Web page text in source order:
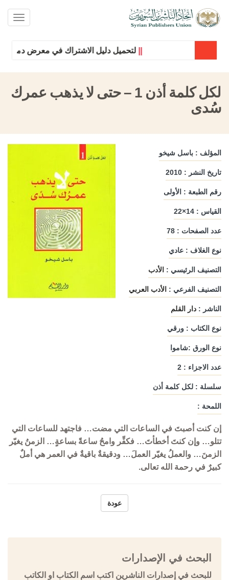
لتحميل دليل الاشتراك في معرض دمشق
لكل كلمة أذن 1 – حتى لا يذهب عمرك
سُدى
المؤلف : باسل شيخو
تاريخ النشر : 2010
رقم الطبعة : الأولى
القياس : 14×22
عدد الصفحات : 78
نوع الغلاف : عادي
التصنيف الرئيسي : الأدب
التصنيف الفرعي : الأدب العربي
الناشر : دار القلم
نوع الكتاب : ورقي
نوع الورق :شاموا
عدد الاجزاء : 2
سلسلة : لكل كلمة أذن
اللمحة :
إن كنت أصبتَ في الساعات التي مضت… فاجتهد للساعات التي
تتلو… وإن كنتَ أخطأتَ… فكفِّر وامحُ ساعةً بساعةٍ… الزمنُ يغيّر
الزمنَ… والعملُ يغيّر العملَ… ودقيقةٌ باقيةٌ في العمر هي أملٌ
كبيرٌ في رحمة الله تعالى.
عودة
البحث في الإصدارات
للبحث في إصدارات الناشرين اكتب اسم الكتاب او الكاتب